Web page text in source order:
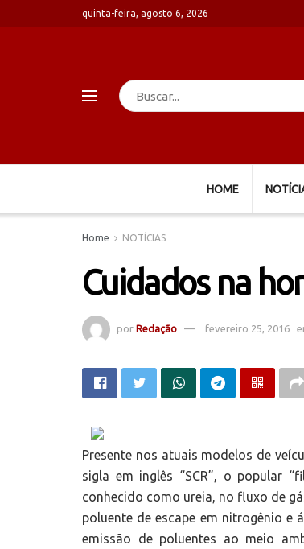
quinta-feira, agosto 6, 2026
HOME
Home NOTÍCIAS
Cuidados na
por Redação fevereiro 25, 2016
Presente nos atuais modelos de
sigla em inglês “SCR”, o popular
conhecido como ureia, no fluxo de
poluente de escape em nitrogênio e
emissão de poluentes ao meio